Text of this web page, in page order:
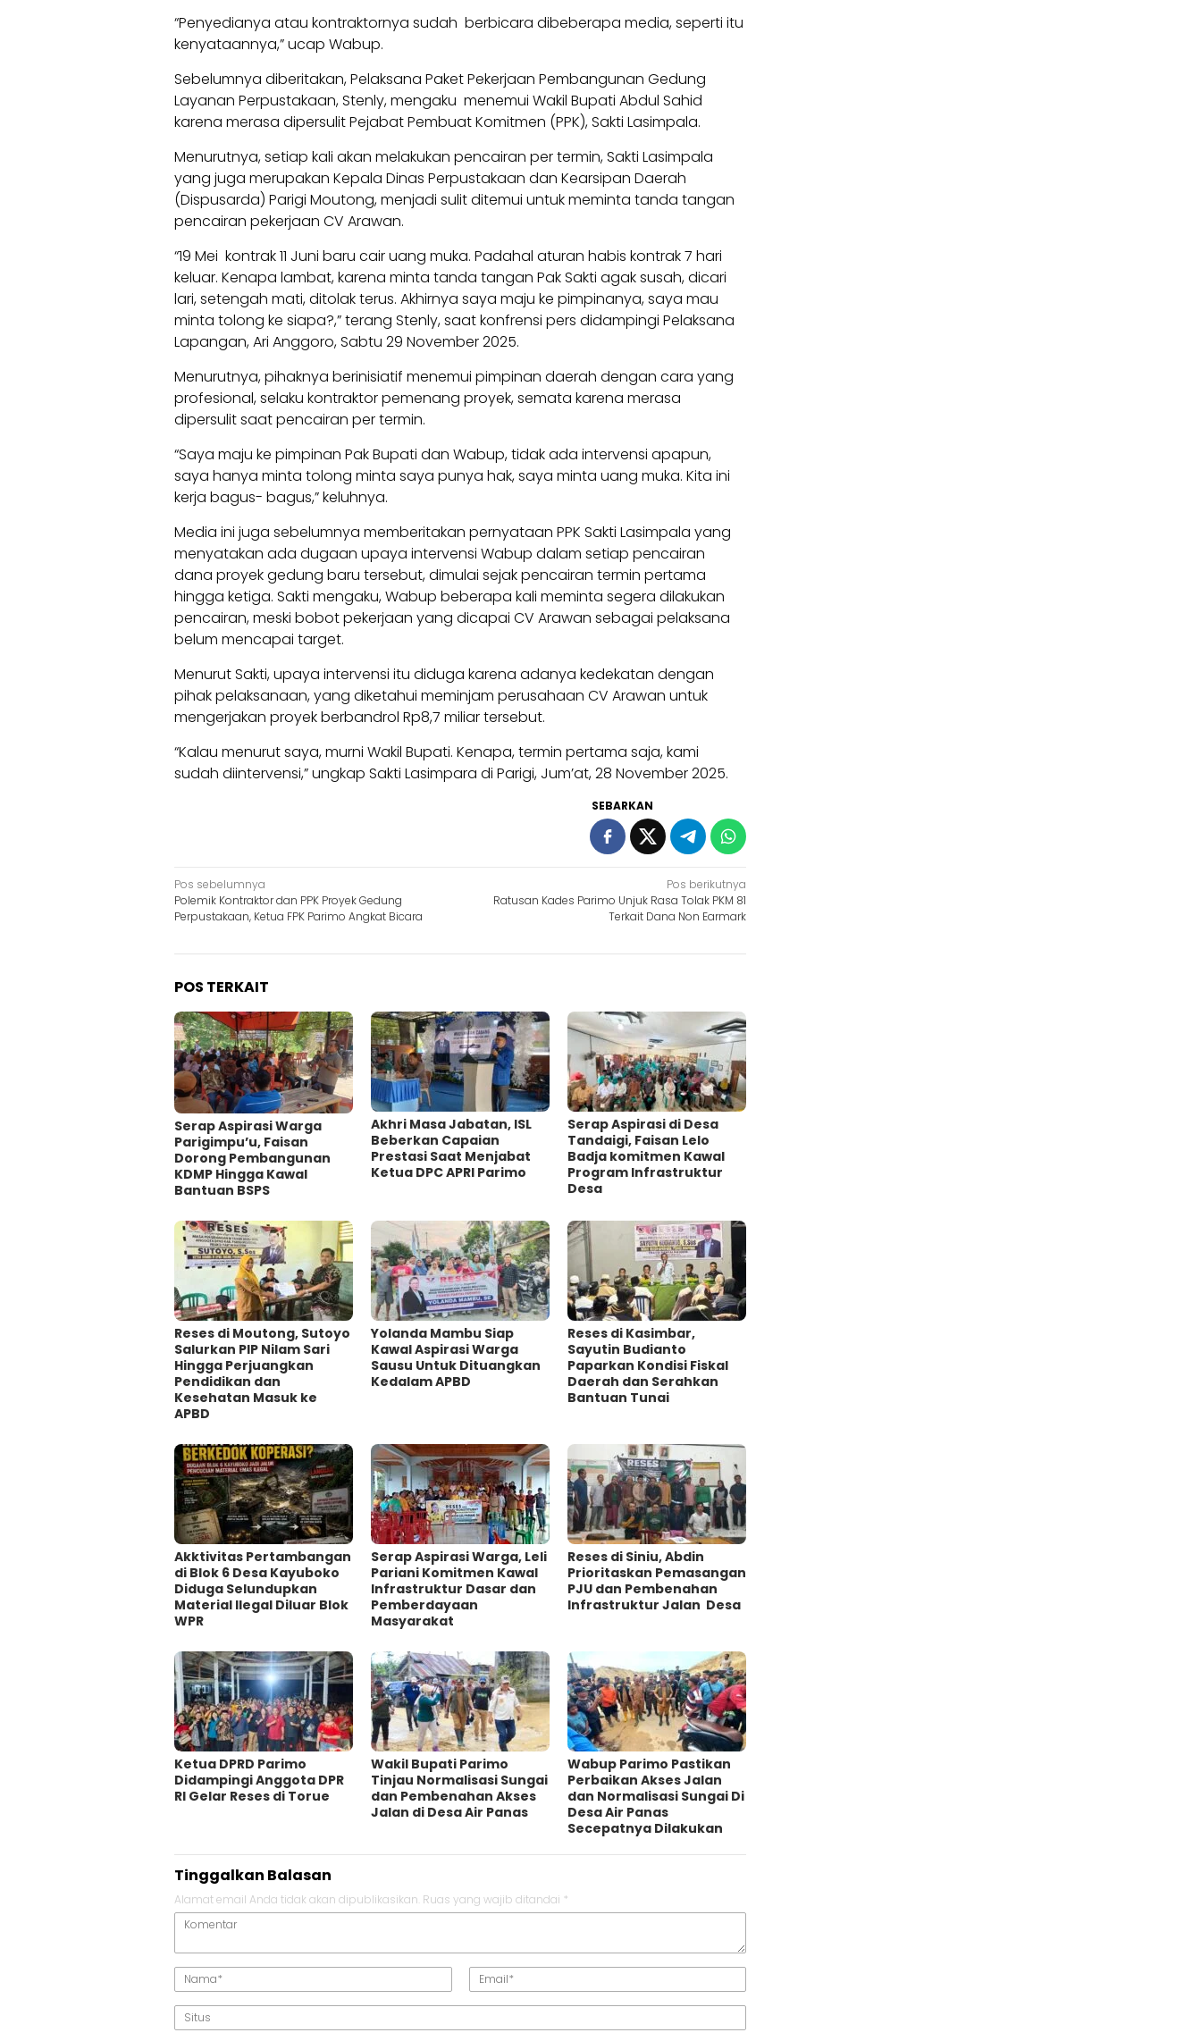
“Penyedianya atau kontraktornya sudah berbicara dibeberapa media, seperti itu
kenyataannya,” ucap Wabup.
Sebelumnya diberitakan, Pelaksana Paket Pekerjaan Pembangunan Gedung
Layanan Perpustakaan, Stenly, mengaku menemui Wakil Bupati Abdul Sahid
karena merasa dipersulit Pejabat Pembuat Komitmen (PPK), Sakti Lasimpala.
Menurutnya, setiap kali akan melakukan pencairan per termin, Sakti Lasimpala
yang juga merupakan Kepala Dinas Perpustakaan dan Kearsipan Daerah
(Dispusarda) Parigi Moutong, menjadi sulit ditemui untuk meminta tanda tangan
pencairan pekerjaan CV Arawan.
“19 Mei kontrak 11 Juni baru cair uang muka. Padahal aturan habis kontrak 7 hari
keluar. Kenapa lambat, karena minta tanda tangan Pak Sakti agak susah, dicari
lari, setengah mati, ditolak terus. Akhirnya saya maju ke pimpinanya, saya mau
minta tolong ke siapa?,” terang Stenly, saat konfrensi pers didampingi Pelaksana
Lapangan, Ari Anggoro, Sabtu 29 November 2025.
Menurutnya, pihaknya berinisiatif menemui pimpinan daerah dengan cara yang
profesional, selaku kontraktor pemenang proyek, semata karena merasa
dipersulit saat pencairan per termin.
“Saya maju ke pimpinan Pak Bupati dan Wabup, tidak ada intervensi apapun,
saya hanya minta tolong minta saya punya hak, saya minta uang muka. Kita ini
kerja bagus- bagus,” keluhnya.
Media ini juga sebelumnya memberitakan pernyataan PPK Sakti Lasimpala yang
menyatakan ada dugaan upaya intervensi Wabup dalam setiap pencairan
dana proyek gedung baru tersebut, dimulai sejak pencairan termin pertama
hingga ketiga. Sakti mengaku, Wabup beberapa kali meminta segera dilakukan
pencairan, meski bobot pekerjaan yang dicapai CV Arawan sebagai pelaksana
belum mencapai target.
Menurut Sakti, upaya intervensi itu diduga karena adanya kedekatan dengan
pihak pelaksanaan, yang diketahui meminjam perusahaan CV Arawan untuk
mengerjakan proyek berbandrol Rp8,7 miliar tersebut.
“Kalau menurut saya, murni Wakil Bupati. Kenapa, termin pertama saja, kami
sudah diintervensi,” ungkap Sakti Lasimpara di Parigi, Jum’at, 28 November 2025.
SEBARKAN
Navigasi
pos
Pos sebelumnya
Polemik Kontraktor dan PPK Proyek Gedung
Perpustakaan, Ketua FPK Parimo Angkat Bicara
Pos berikutnya
Ratusan Kades Parimo Unjuk Rasa Tolak PKM 81
Terkait Dana Non Earmark
POS TERKAIT
Serap Aspirasi Warga
Parigimpu’u, Faisan
Dorong Pembangunan
KDMP Hingga Kawal
Bantuan BSPS
Akhri Masa Jabatan, ISL
Beberkan Capaian
Prestasi Saat Menjabat
Ketua DPC APRI Parimo
Serap Aspirasi di Desa
Tandaigi, Faisan Lelo
Badja komitmen Kawal
Program Infrastruktur
Desa
Reses di Moutong, Sutoyo
Salurkan PIP Nilam Sari
Hingga Perjuangkan
Pendidikan dan
Kesehatan Masuk ke
APBD
Yolanda Mambu Siap
Kawal Aspirasi Warga
Sausu Untuk Dituangkan
Kedalam APBD
Reses di Kasimbar,
Sayutin Budianto
Paparkan Kondisi Fiskal
Daerah dan Serahkan
Bantuan Tunai
Akktivitas Pertambangan
di Blok 6 Desa Kayuboko
Diduga Selundupkan
Material Ilegal Diluar Blok
WPR
Serap Aspirasi Warga, Leli
Pariani Komitmen Kawal
Infrastruktur Dasar dan
Pemberdayaan
Masyarakat
Reses di Siniu, Abdin
Prioritaskan Pemasangan
PJU dan Pembenahan
Infrastruktur Jalan Desa
Ketua DPRD Parimo
Didampingi Anggota DPR
RI Gelar Reses di Torue
Wakil Bupati Parimo
Tinjau Normalisasi Sungai
dan Pembenahan Akses
Jalan di Desa Air Panas
Wabup Parimo Pastikan
Perbaikan Akses Jalan
dan Normalisasi Sungai Di
Desa Air Panas
Secepatnya Dilakukan
Tinggalkan Balasan
Alamat email Anda tidak akan dipublikasikan. Ruas yang wajib ditandai *